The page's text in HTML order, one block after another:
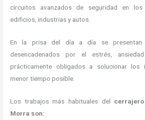
circuitos avanzados de seguridad en los
edificios, industrias y autos.
En la prisa del día a día se presentan
desencadenados por el estrés,
prácticamente obligados a solucionar los
menor tiempo posible.
Los trabajos más habituales del
Morra son: